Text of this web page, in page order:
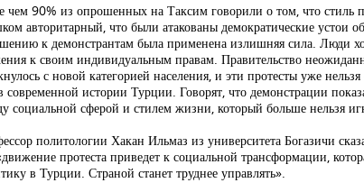
чем 90% из опрошенных на Таксим говорили о том, что стиль
авторитарный, что были атакованы демократические устои
к демонстрантам была применена излишняя сила. Люди
к своим индивидуальным правам. Правительство
с новой категорией населения, и эти протесты уже
современной истории Турции. Говорят, что демонстрации
социальной сферой и стилем жизни, который больше нельзя
политологии Хакан Ильмаз из университета Богазичи
протеста приведет к социальной трансформации,
в Турции. Страной станет труднее управлять».